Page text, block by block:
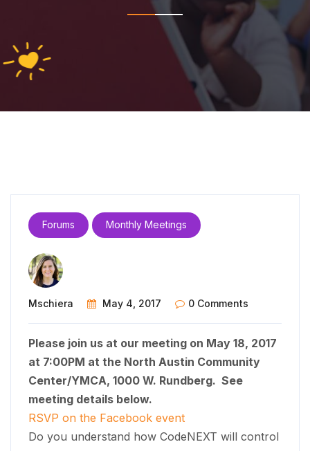
Forums Monthly Meetings
Mschiera May 4, 2017 0 Comments
Please join us at our meeting on May 18, 2017
at 7:00PM at the North Austin Community
Center/YMCA, 1000 W. Rundberg. See
meeting details below.
RSVP on the Facebook event
Do you understand how CodeNEXT will control